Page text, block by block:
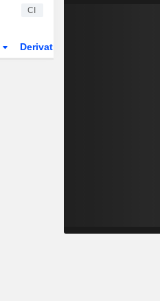
CI
Derivati